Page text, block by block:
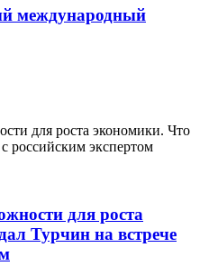
международный
для роста
Турчин на встрече